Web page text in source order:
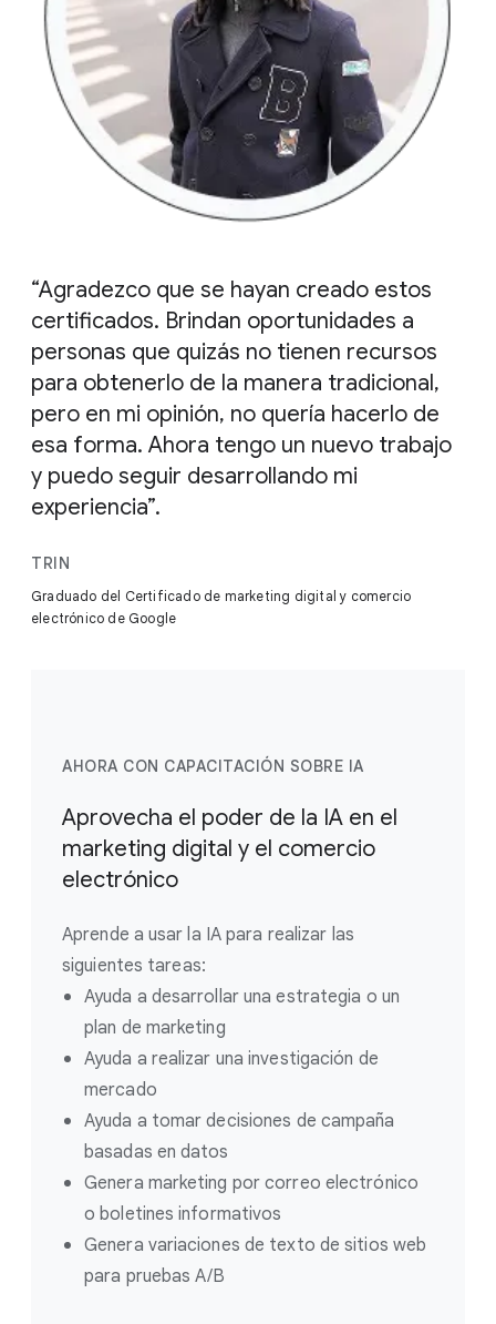
“Agradezco que se hayan creado estos
certificados. Brindan oportunidades a
personas que quizás no tienen recursos
para obtenerlo de la manera tradicional,
pero en mi opinión, no quería hacerlo de
esa forma. Ahora tengo un nuevo trabajo
y puedo seguir desarrollando mi
experiencia”.
TRIN
Graduado del Certificado de marketing digital y comercio
electrónico de Google
AHORA CON CAPACITACIÓN SOBRE IA
Aprovecha el poder de la IA en el
marketing digital y el comercio
electrónico
Aprende a usar la IA para realizar las
siguientes tareas:
Ayuda a desarrollar una estrategia o un
plan de marketing
Ayuda a realizar una investigación de
mercado
Ayuda a tomar decisiones de campaña
basadas en datos
Genera marketing por correo electrónico
o boletines informativos
Genera variaciones de texto de sitios web
para pruebas A/B